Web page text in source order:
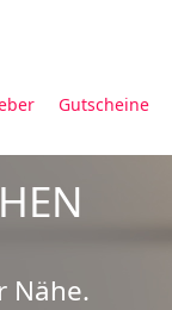
Gutscheine
Nähe.